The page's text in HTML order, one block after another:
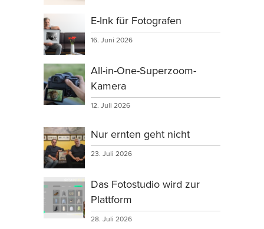
E-Ink für Fotografen
16. Juni 2026
All-in-One-Superzoom-
Kamera
12. Juli 2026
Nur ernten geht nicht
23. Juli 2026
Das Fotostudio wird zur
Plattform
28. Juli 2026